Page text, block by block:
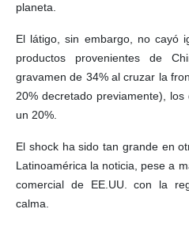
planeta.
El látigo, sin embargo, no cayó
productos provenientes de
gravamen de 34% al cruzar la
20% decretado previamente),
un 20%.
El shock ha sido tan grande en
Latinoamérica la noticia, pese a
comercial de EE.UU. con la
calma.